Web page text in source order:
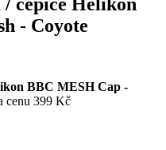
- Coyote
BBC MESH Cap -
cenu 399 Kč